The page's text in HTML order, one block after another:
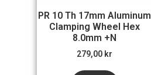
PR 10 Th 17mm Aluminum
Clamping Wheel Hex
8.0mm +N
279,00 kr